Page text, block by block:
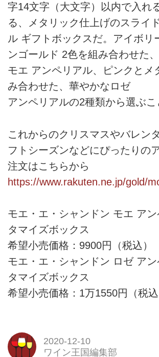
字14文字（大文字）以内で入れ
る、メタリック仕上げのスライ
ル ギフトボックスだ。アイボリ
ンゴールド 2色を組み合わせた
モエ アンペリアル、ピンクとメ
み合わせた、華やかなロゼ
アンペリアルの2種類から選ぶこ
これからのクリスマスやバレン
フトシーズンなどにぴったりの
注文はこちらから
https://www.rakuten.ne.jp/gold/
モエ・エ・シャンドン モエ ア
タマイズボックス
希望小売価格：9900円（税込）
モエ・エ・シャンドン ロゼ ア
タマイズボックス
希望小売価格：1万1550円（税込
2020-12-10
ワイン王国編集部